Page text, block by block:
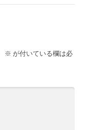
※ が付いている欄は必